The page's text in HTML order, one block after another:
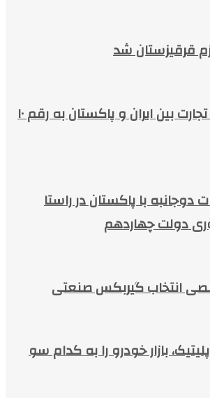
قرقیزستان شد
افزایش حجم تجارت بین ایران و پاکستان به رقم ۱۰
دوجانبه با پاکستان در راستا
دولت چهاردهم
انتخاب گیربکس صنعتی
بازار خودرو را به کدام سو